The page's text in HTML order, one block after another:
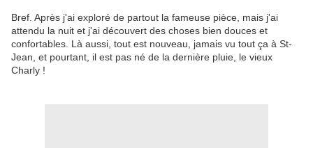
Bref. Après j'ai exploré de partout la fameuse pièce, mais j'ai
attendu la nuit et j'ai découvert des choses bien douces et
confortables. Là aussi, tout est nouveau, jamais vu tout ça à St-
Jean, et pourtant, il est pas né de la dernière pluie, le vieux
Charly !